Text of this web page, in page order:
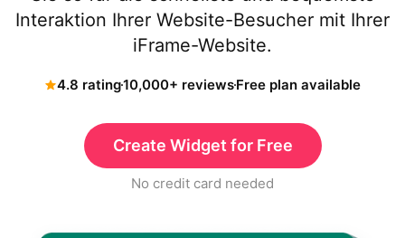
Interaktion Ihrer Website-Besucher mit Ihrer
iFrame-Website.
4.8 rating10,000+ reviewsFree plan available
Create Widget for Free
No credit card needed